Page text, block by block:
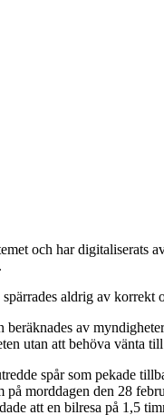
och har digitaliserats
aldrig av korrekt
av
utan att behöva vänta
spår som pekade
morddagen den 28
att en bilresa på 1,5